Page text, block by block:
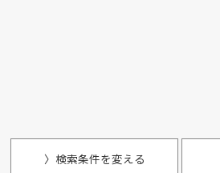
〉検索条件を変える